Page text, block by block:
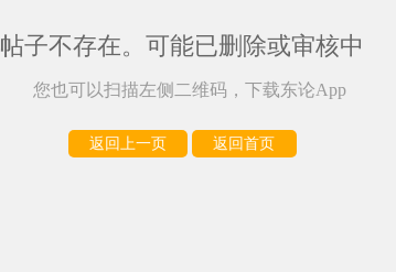
帖子不存在。可能已删除或审核中
您也可以扫描左侧二维码，下载东论App
返回上一页 返回首页